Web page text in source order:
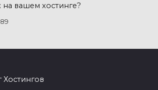
на вашем хостинге?
Хостингов